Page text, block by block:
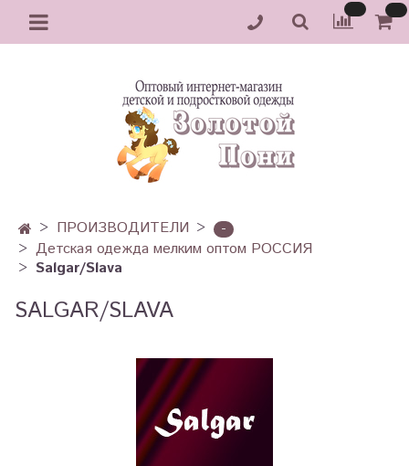
ПРОИЗВОДИТЕЛИ
-
Детская одежда мелким оптом РОССИЯ
Salgar/Slava
SALGAR/SLAVA